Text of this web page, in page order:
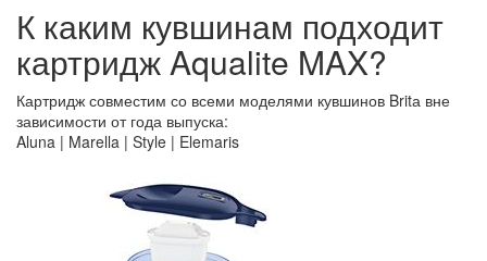
К каким кувшинам подходит
картридж Aqualite MAX?
Картридж совместим со всеми моделями кувшинов Britа вне
зависимости от года выпуска:
Aluna | Marella | Style | Elemaris